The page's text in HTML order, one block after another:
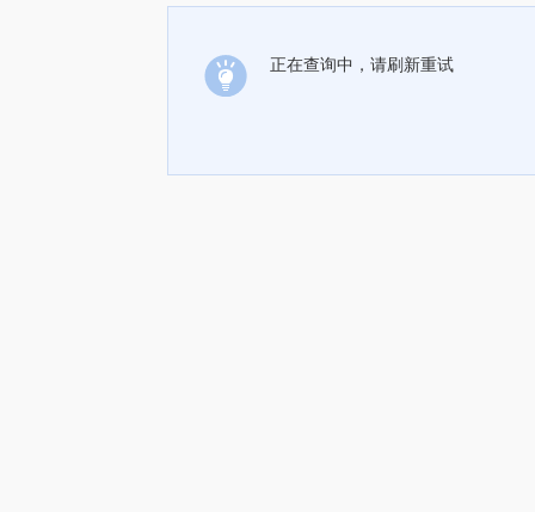
正在查询中，请刷新重试